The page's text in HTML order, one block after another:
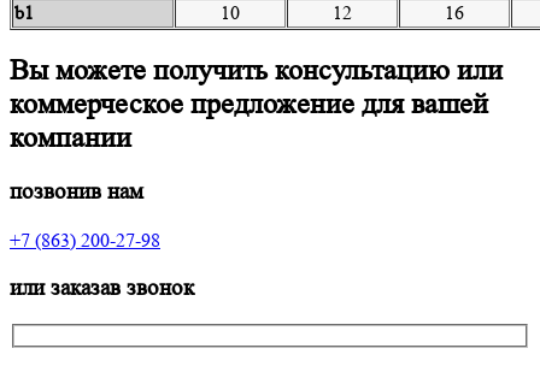
b1
10 12 16
Вы можете получить консультацию или
коммерческое предложение для вашей
компании
позвонив нам
+7 (863) 200-27-98
или заказав звонок